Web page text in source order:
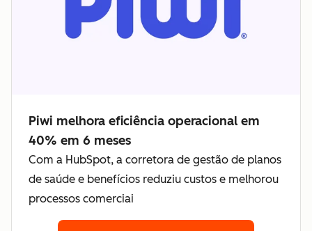
Piwi melhora eficiência operacional em
40% em 6 meses
Com a HubSpot, a corretora de gestão de planos
de saúde e benefícios reduziu custos e melhorou
processos comerciai